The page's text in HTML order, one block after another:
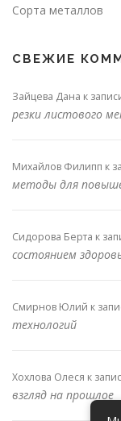
Сорта металлов
СВЕЖИЕ
Зайцева Дана к
резки листового
Михайлов Филипп к
методы для
Сидорова Берта к
состоянием
Смирнов Юлий к
технологий
Хохлова Олеся к
взгляд на прошлое